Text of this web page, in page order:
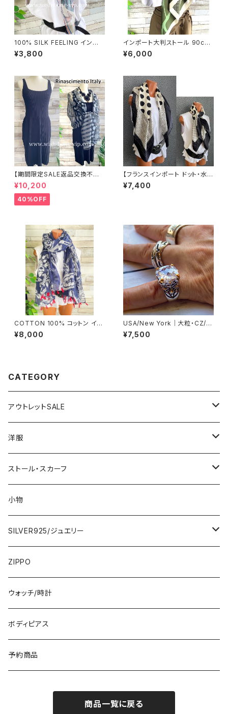
100% SILK FEELING インポ
ートスカーフ｜ 透けシフォンス
カーフ・アレンジ小さめスカー
¥3,800
インポート大判ストール 90cm
大判スクエア Silk Feeling お
しゃれスカーフ/グリーン
¥6,000
【期間限定SALE返品交換不可
8/20まで】イタリア製インポート
ワンピース｜Rinascimentoリ
ナシメント｜プリーツ リブ織りサ
マーニットワンピース/ブラック
¥10,200
40%OFF
【フランスインポート ドット・水玉
大判スカーフ】90cmスクエア
スカーフ/ホワイト＆ブラックMIX
¥7,400
COTTON 100% コットン イン
ポート大判ストール ｜ロングス
トール・心地よい肌触りのスカー
¥8,000
USA/New York｜大粒・CZ/キ
ュービックジルコニア アンティ
ークデザイン｜ゴッドリング｜ク
¥7,500
CATEGORY
アウトレットSALE
1000円
2000円
3000円
5000円
7000円
洋服
インポートワンピース
ロング・マキシ
ひざ・ミディ
トップス・カーディガン・アウター
カーディガン
イタリア製ジャケット
スカート・パンツ
ストール・スカーフ
大判ストール・ロングスカーフ
小さめスカーフ
コットンストール・スカーフ
冬物・マフラー
小物
SILVER925/ジュエリー
指輪・リング
ネックレス・ペンダントトップ
ピアス・イヤリング
ブレスレット・バングル
ZIPPO
ウォッチ/時計
ボディピアス
予約商品
商品一覧に戻る